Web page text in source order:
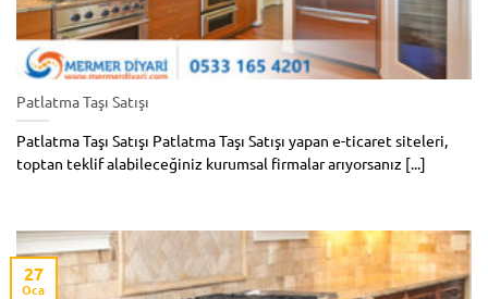
Patlatma Taşı Satışı
Patlatma Taşı Satışı Patlatma Taşı Satışı yapan e-ticaret siteleri,
toptan teklif alabileceğiniz kurumsal firmalar arıyorsanız [...]
27
Oca